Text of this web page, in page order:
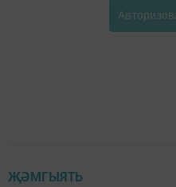
ҖӘМГЫЯТЬ